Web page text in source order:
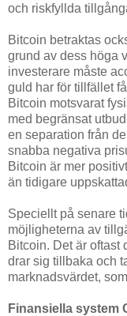
och riskfyllda
Bitcoin betraktas
grund av dess höga
investerare måste
guld har för tillfället
Bitcoin motsvarat
med begränsat
en separation från
snabba negativa
Bitcoin är mer
än tidigare
Speciellt på senare
möjligheterna av
Bitcoin. Det är oftast
drar sig tillbaka och
marknadsvärdet,
Finansiella system